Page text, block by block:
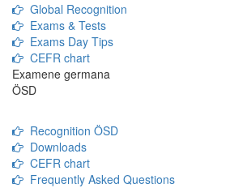
Global Recognition
Exams & Tests
Exams Day Tips
CEFR chart
Examene germana
ÖSD
Recognition ÖSD
Downloads
CEFR chart
Frequently Asked Questions